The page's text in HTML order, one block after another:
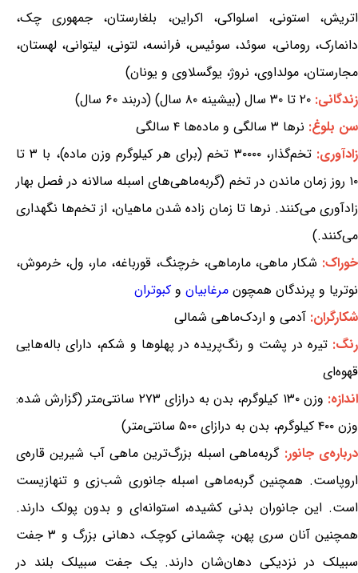
اتریش، استونی، اسلواکی، اکراین، بلغارستان، جمهوری چک،
دانمارک، رومانی، سوئد، سوئیس، فرانسه، لتونی، لیتوانی، لهستان،
مجارستان، مولداوی، نروژ، یوگسلاوی و یونان)
زندگانی: ۲۰ تا ۳۰ سال (بیشینه ۸۰ سال) (دربند ۶۰ سال)
سن بلوغ: نرها ۳ سالگی و ماده‌ها ۴ سالگی
زادآوری:
تخم‌گذار، ۳۰۰۰۰ تخم (برای هر کیلوگرم وزن ماده)، با ۳ تا
۱۰ روز زمان ماندن در تخم (گربه‌ماهی‌های اسبله سالانه در فصل بهار
زادآوری می‌کنند. نرها تا زمان زاده شدن ماهیان، از تخم‌ها نگهداری
می‌کنند.)
خوراک: شکار ماهی، مارماهی، خرچنگ، قورباغه، مار، ول، خرموش،
نوتریا و پرندگان همچون مرغابیان و کبوتران
شکارگران: آدمی و اردک‌ماهی شمالی
رنگ:تیره در پشت و رنگ‌پریده در پهلوها و شکم، دارای باله‌هایی
قهوه‌ای
اندازه:
وزن ۱۳۰ کیلوگرم، بدن به درازای ۲۷۳ سانتی‌متر (گزارش شده:
وزن ۴۰۰ کیلوگرم، بدن به درازای ۵۰۰ سانتی‌متر)
درباره‌ی جانور:گربه‌ماهی اسبله بزرگ‌ترین ماهی آب شیرین قاره‌ی
اروپاست. همچنین گربه‌ماهی اسبله جانوری شب‌زی و تنهازیست
است. این جانوران بدنی کشیده، استوانه‌ای و بدون پولک دارند.
همچنین آنان سری پهن، چشمانی کوچک، دهانی بزرگ و ۳ جفت
سبیلک در نزدیکی دهان‌شان دارند. یک جفت سبیلک بلند در